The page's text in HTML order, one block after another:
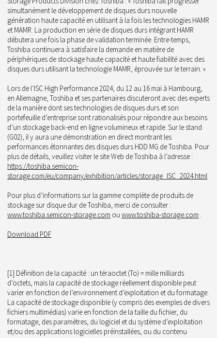
simultanément le développement de disques durs nouvelle
génération haute capacité en utilisant à la fois les technologies HAMR
et MAMR. La production en série de disques durs intégrant HAMR
débutera une fois la phase de validation terminée. Entre-temps,
Toshiba continuera à satisfaire la demande en matière de
périphériques de stockage haute capacité et haute fiabilité avec des
disques durs utilisant la technologie MAMR, éprouvée sur le terrain. »
Lors de l’ISC High Performance 2024, du 12 au 16 mai à Hambourg,
en Allemagne, Toshiba et ses partenaires discuteront avec des experts
de la manière dont ses technologies de disques durs et son
portefeuille d’entreprise sont rationalisés pour répondre aux besoins
d’un stockage back-end en ligne volumineux et rapide. Sur le stand
(G02), il y aura une démonstration en direct montrant les
performances étonnantes des disques durs HDD MG de Toshiba. Pour
plus de détails, veuillez visiter le site Web de Toshiba à l’adresse :
https://toshiba.semicon-
storage.com/eu/company/exhibition/articles/storage_ISC_2024.html
Pour plus d’informations sur la gamme complète de produits de
stockage sur disque dur de Toshiba, merci de consulter :
www.toshiba.semicon-storage.com ou www.toshiba-storage.com .
Download PDF
[1] Définition de la capacité : un téraoctet (To) = mille milliards
d’octets, mais la capacité de stockage réellement disponible peut
varier en fonction de l’environnement d’exploitation et du formatage.
La capacité de stockage disponible (y compris des exemples de divers
fichiers multimédias) varie en fonction de la taille du fichier, du
formatage, des paramètres, du logiciel et du système d’exploitation
et/ou des applications logicielles préinstallées, ou du contenu